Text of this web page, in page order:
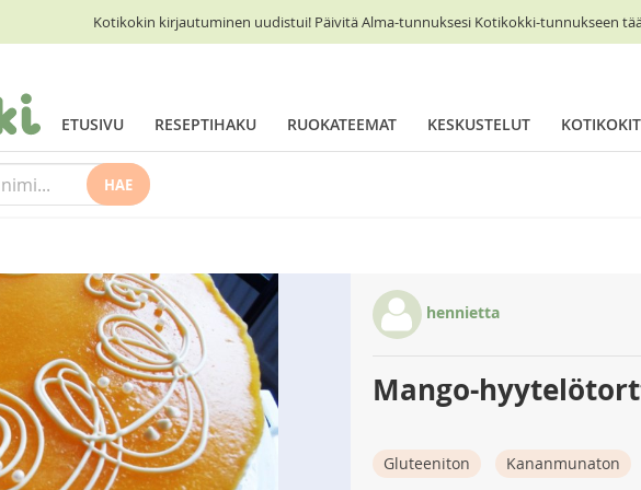
Kotikokin kirjautuminen uudistui! Päivitä Alma-tunnuksesi Kotikokki-tunnukseen
ETUSIVU RESEPTIHAKU RUOKATEEMAT KESKUSTELUT KOTIKOKIT
HAE
hennietta
Mango-
Gluteeniton Kananmunaton